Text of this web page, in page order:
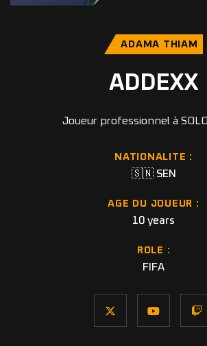
ADAMA THIAM
ADDEXX
Joueur professionnel à
NATIONALITE :
🇸🇳 SEN
AGE DU JOUEUR :
10 years
ROLE :
FIFA